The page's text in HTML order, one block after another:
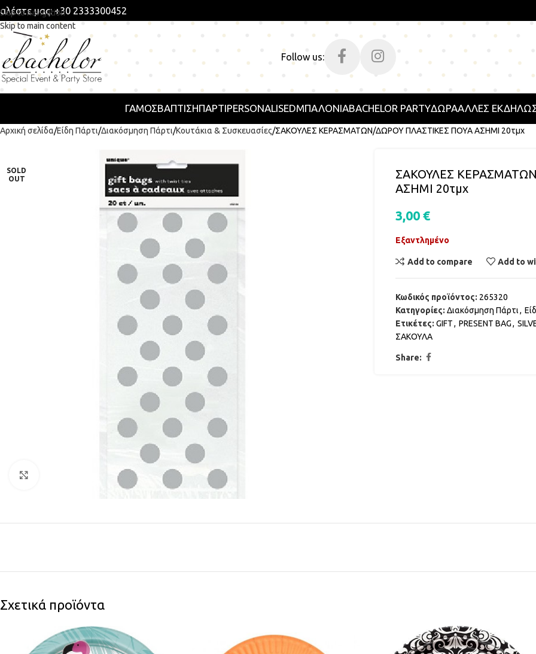
Skip to navigation
Skip to main content
μας: +30 2333300452
Follow us:
ΓΑΜΟΣΒΑΠΤΙΣΗΠΆΡΤΙPERSONALISEDΜΠΑΛΟΝΙΑBACHELOR PARTYΔΩΡΑΑΛΛΕΣ
Αρχική σελίδα Είδη Πάρτι Διακόσμηση Πάρτι Κουτάκια & Συσκευασίες ΣΑΚΟΥΛΕΣ ΚΕΡΑΣΜΑΤΩΝ/ΔΩΡΟΥ ΠΛΑΣΤΙΚΕΣ ΠΟΥΑ ΑΣΗΜΙ 20τμχ
SOLD
OUT
ΣΑΚΟΥΛΕΣ
ΑΣΗΜΙ 20τμχ
3,00 €
Εξαντλημένο
Add to compare Add to
Κωδικός προϊόντος: 265320
Κατηγορίες: Διακόσμηση Πάρτι,
Ετικέτες: GIFT, PRESENT BAG,
ΣΑΚΟΥΛΑ
Share:
Σχετικά προϊόντα